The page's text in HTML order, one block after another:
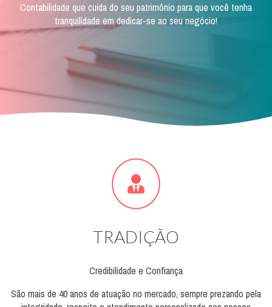
Contabilidade que cuida do seu patrimônio para que você tenha
tranquilidade em dedicar-se ao seu negócio!
TRADIÇÃO
Credibilidade e Confiança
São mais de 40 anos de atuação no mercado, sempre prezando pela